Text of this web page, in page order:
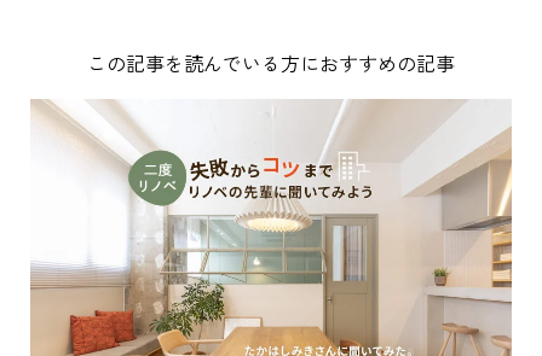
この記事を読んでいる方におすすめの記事